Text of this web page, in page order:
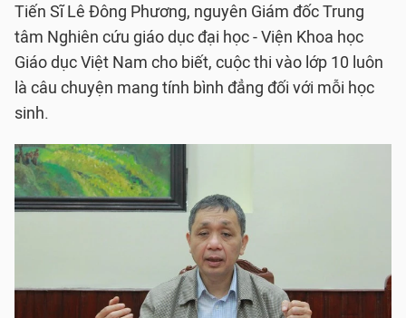
Tiến Sĩ Lê Đông Phương, nguyên Giám đốc Trung
tâm Nghiên cứu giáo dục đại học - Viện Khoa học
Giáo dục Việt Nam cho biết, cuộc thi vào lớp 10 luôn
là câu chuyện mang tính bình đẳng đối với mỗi học
sinh.